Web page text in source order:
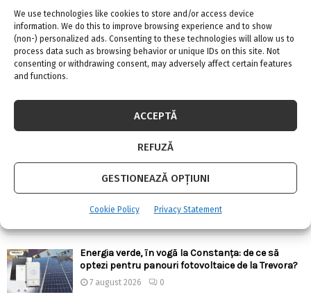
We use technologies like cookies to store and/or access device
information. We do this to improve browsing experience and to show
(non-) personalized ads. Consenting to these technologies will allow us to
process data such as browsing behavior or unique IDs on this site. Not
consenting or withdrawing consent, may adversely affect certain features
and functions.
ACCEPTĂ
REFUZĂ
GESTIONEAZĂ OPȚIUNI
Cookie Policy Privacy Statement
ARTICOLE RECENTE
Confort termic pe timpul verii cu soluțiile de
climatizare de la Casa Instalatorului
Top 5 meserii în domeniul construcțiilor
Energia verde, în vogă la Constanța: de ce să
optezi pentru panouri fotovoltaice de la Trevora?
7 august 2026 0